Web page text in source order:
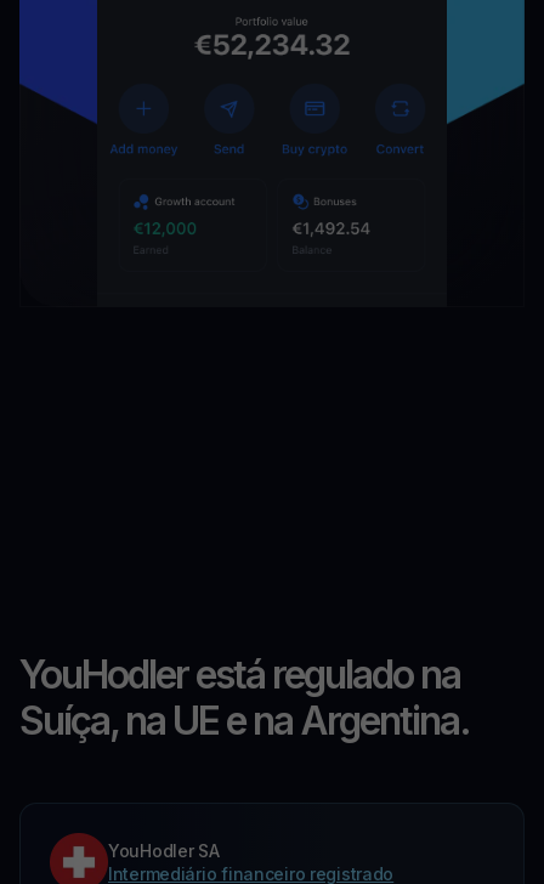
YouHodler está regulado na
Suíça, na UE e na Argentina.
YouHodler SA
Intermediário financeiro registrado